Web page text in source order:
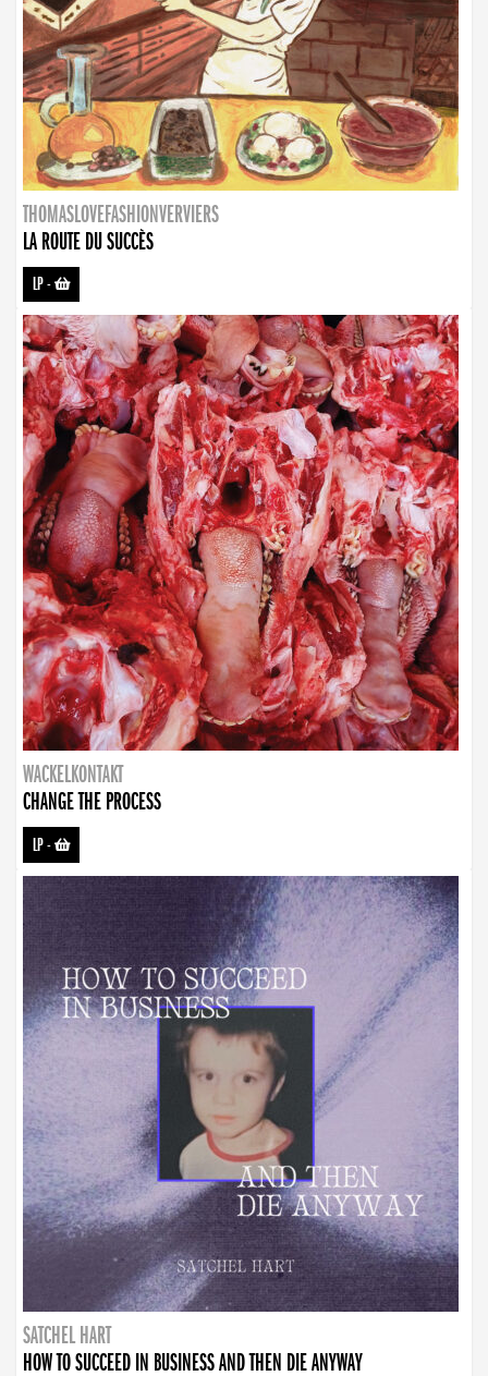
THOMASLOVEFASHIONVERVIERS
LA ROUTE DU SUCCÈS
LP-
WACKELKONTAKT
CHANGE THE PROCESS
LP-
SATCHEL HART
HOW TO SUCCEED IN BUSINESS AND THEN DIE ANYWAY